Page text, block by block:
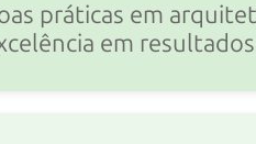
práticas em
em